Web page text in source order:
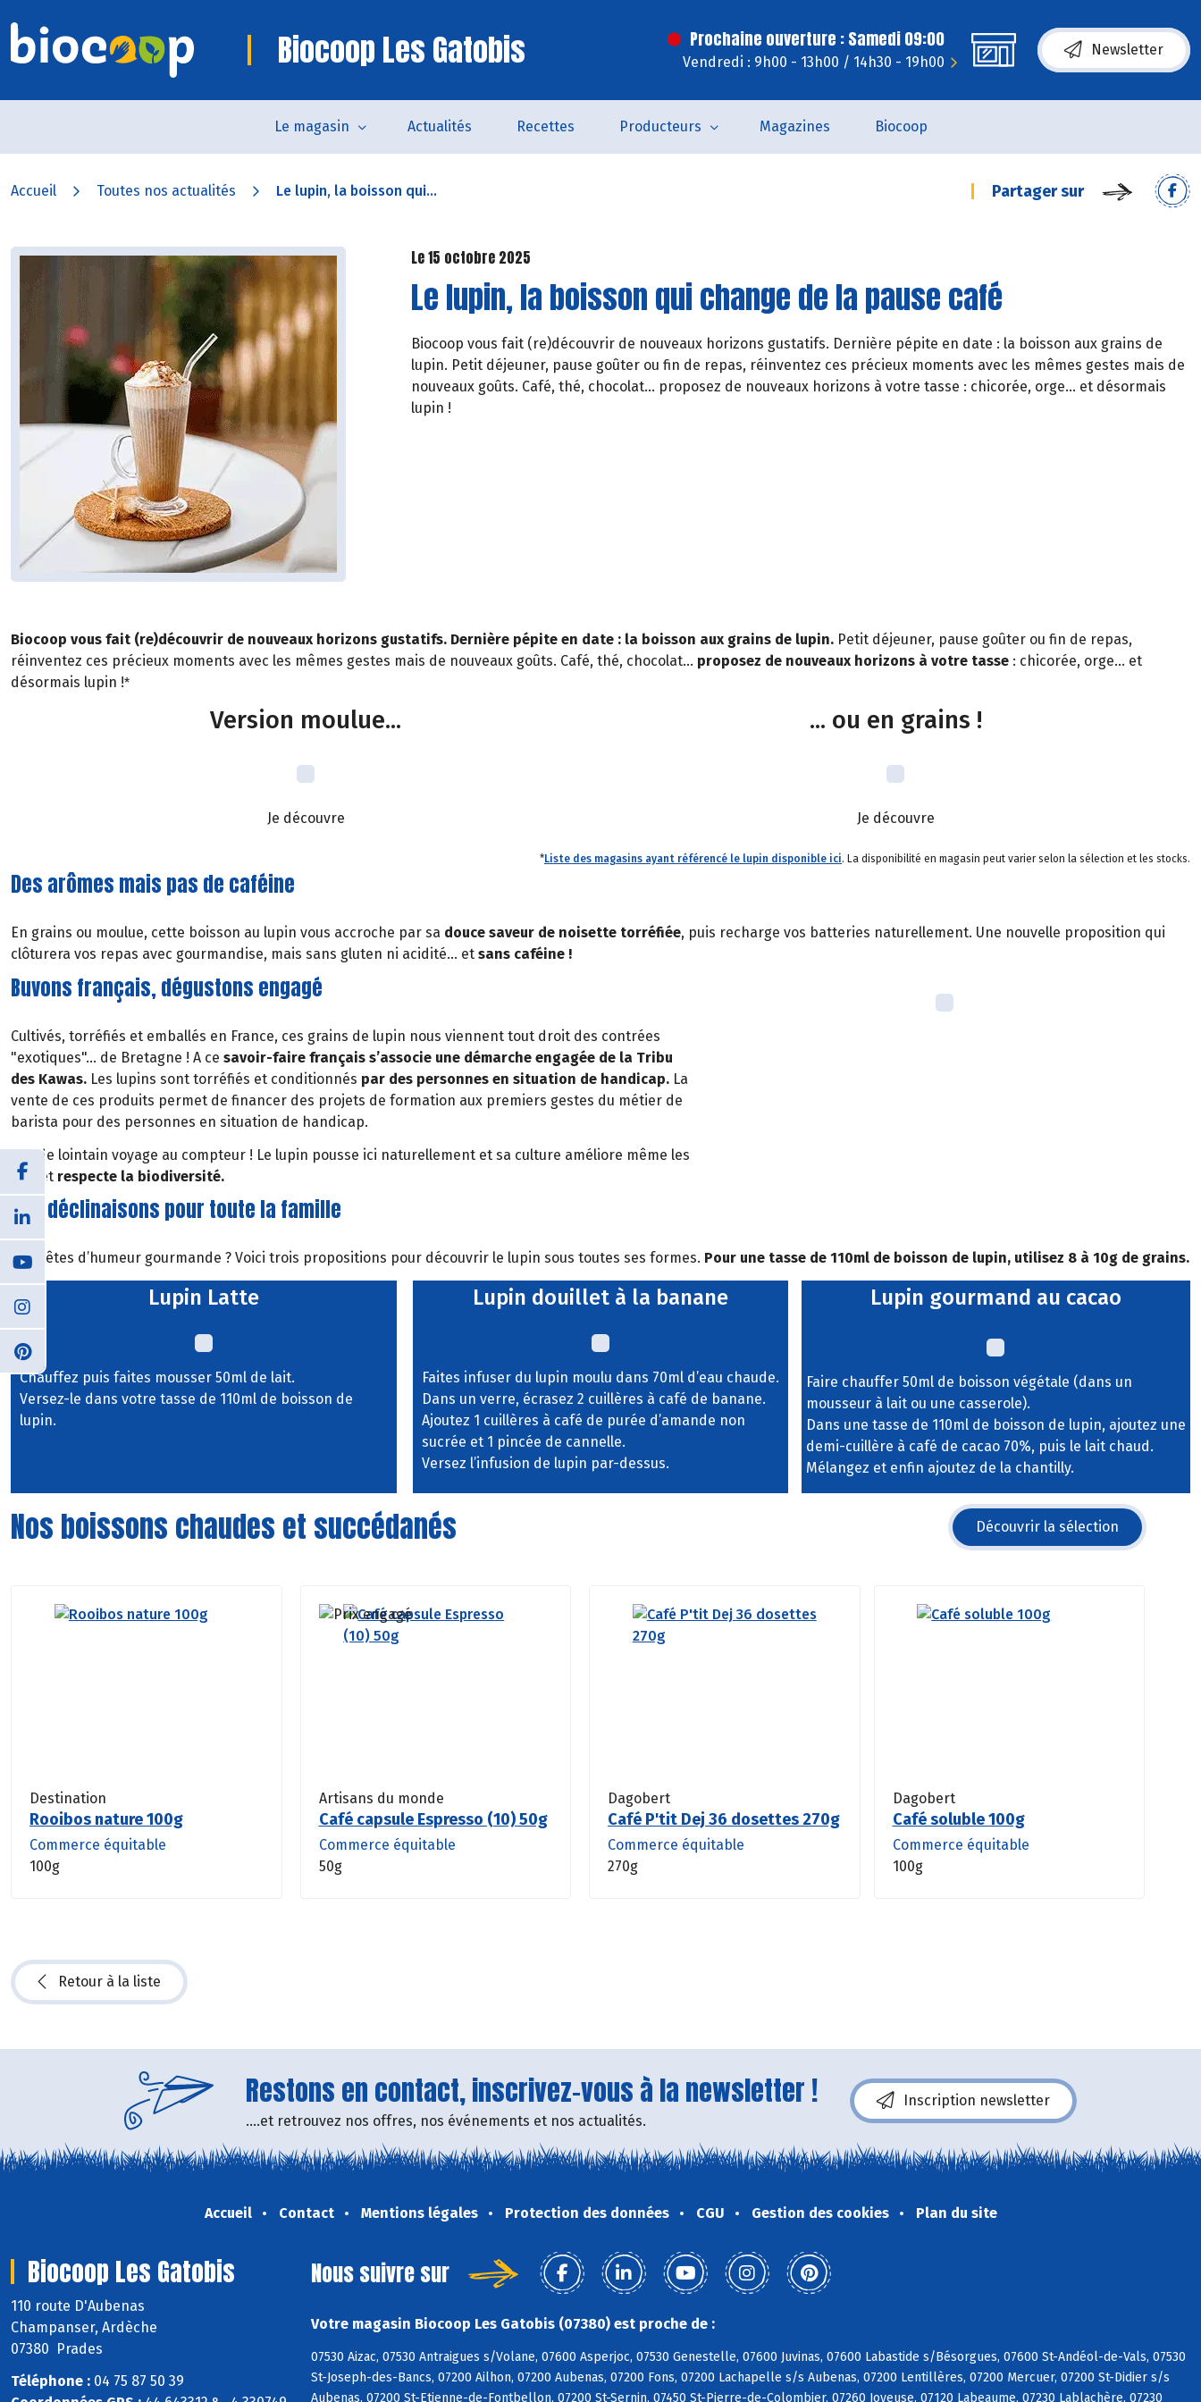
Biocoop Les Gatobis Prochaine ouverture : Samedi 09:00
Vendredi : 9h00 - 13h00 / 14h30 - 19h00
Newsletter
Le magasin Actualités Recettes Producteurs Magazines Biocoop
Accueil Toutes nos actualités Le lupin, la boisson qui... Partager sur
Le 15 octobre 2025
Le lupin, la boisson qui change de la pause café
Biocoop vous fait (re)découvrir de nouveaux horizons gustatifs. Dernière pépite en date : la boisson aux grains de
lupin. Petit déjeuner, pause goûter ou fin de repas, réinventez ces précieux moments avec les mêmes gestes mais de
nouveaux goûts. Café, thé, chocolat… proposez de nouveaux horizons à votre tasse : chicorée, orge… et désormais
lupin !
Biocoop vous fait (re)découvrir de nouveaux horizons gustatifs. Dernière pépite en date : la boisson aux grains de lupin. Petit déjeuner, pause goûter ou fin de repas,
réinventez ces précieux moments avec les mêmes gestes mais de nouveaux goûts. Café, thé, chocolat… proposez de nouveaux horizons à votre tasse : chicorée, orge… et
désormais lupin !*
Version moulue...
Je découvre
... ou en grains !
Je découvre
*Liste des magasins ayant référencé le lupin disponible ici. La disponibilité en magasin peut varier selon la sélection et les stocks.
Des arômes mais pas de caféine
En grains ou moulue, cette boisson au lupin vous accroche par sa douce saveur de noisette torréfiée, puis recharge vos batteries naturellement. Une nouvelle proposition qui
clôturera vos repas avec gourmandise, mais sans gluten ni acidité… et sans caféine !
Buvons français, dégustons engagé
Cultivés, torréfiés et emballés en France, ces grains de lupin nous viennent tout droit des contrées
"exotiques"… de Bretagne ! A ce savoir-faire français s’associe une démarche engagée de la Tribu
des Kawas. Les lupins sont torréfiés et conditionnés par des personnes en situation de handicap. La
vente de ces produits permet de financer des projets de formation aux premiers gestes du métier de
barista pour des personnes en situation de handicap.
Pas de lointain voyage au compteur ! Le lupin pousse ici naturellement et sa culture améliore même les
sols et respecte la biodiversité.
Des déclinaisons pour toute la famille
Vous êtes d’humeur gourmande ? Voici trois propositions pour découvrir le lupin sous toutes ses formes. Pour une tasse de 110ml de boisson de lupin, utilisez 8 à 10g de grains.
Lupin Latte
Chauffez puis faites mousser 50ml de lait.
Versez-le dans votre tasse de 110ml de boisson de
lupin.
Lupin douillet à la banane
Faites infuser du lupin moulu dans 70ml d’eau chaude.
Dans un verre, écrasez 2 cuillères à café de banane.
Ajoutez 1 cuillères à café de purée d’amande non
sucrée et 1 pincée de cannelle.
Versez l’infusion de lupin par-dessus.
Lupin gourmand au cacao
Faire chauffer 50ml de boisson végétale (dans un
mousseur à lait ou une casserole).
Dans une tasse de 110ml de boisson de lupin, ajoutez une
demi-cuillère à café de cacao 70%, puis le lait chaud.
Mélangez et enfin ajoutez de la chantilly.
Nos boissons chaudes et succédanés Découvrir la sélection
Destination
Rooibos nature 100g
Commerce équitable
100g
Artisans du monde
Café capsule Espresso (10) 50g
Commerce équitable
50g
Dagobert
Café P'tit Dej 36 dosettes 270g
Commerce équitable
270g
Dagobert
Café soluble 100g
Commerce équitable
100g
Retour à la liste
Restons en contact, inscrivez-vous à la newsletter !
....et retrouvez nos offres, nos événements et nos actualités.
Inscription newsletter
Accueil Contact Mentions légales Protection des données CGU Gestion des cookies Plan du site
Biocoop Les Gatobis
110 route D'Aubenas
Champanser, Ardèche
07380 Prades
Téléphone : 04 75 87 50 39
Nous suivre sur
Votre magasin Biocoop Les Gatobis (07380) est proche de :
07530 Aizac, 07530 Antraigues s/Volane, 07600 Asperjoc, 07530 Genestelle, 07600 Juvinas, 07600 Labastide s/Bésorgues, 07600 St-Andéol-de-Vals, 07530
St-Joseph-des-Bancs, 07200 Ailhon, 07200 Aubenas, 07200 Fons, 07200 Lachapelle s/s Aubenas, 07200 Lentillères, 07200 Mercuer, 07200 St-Didier s/s
Aubenas, 07200 St-Etienne-de-Fontbellon, 07200 St-Sernin, 07450 St-Pierre-de-Colombier, 07260 Joyeuse, 07120 Labeaume, 07230 Lablachère, 07230